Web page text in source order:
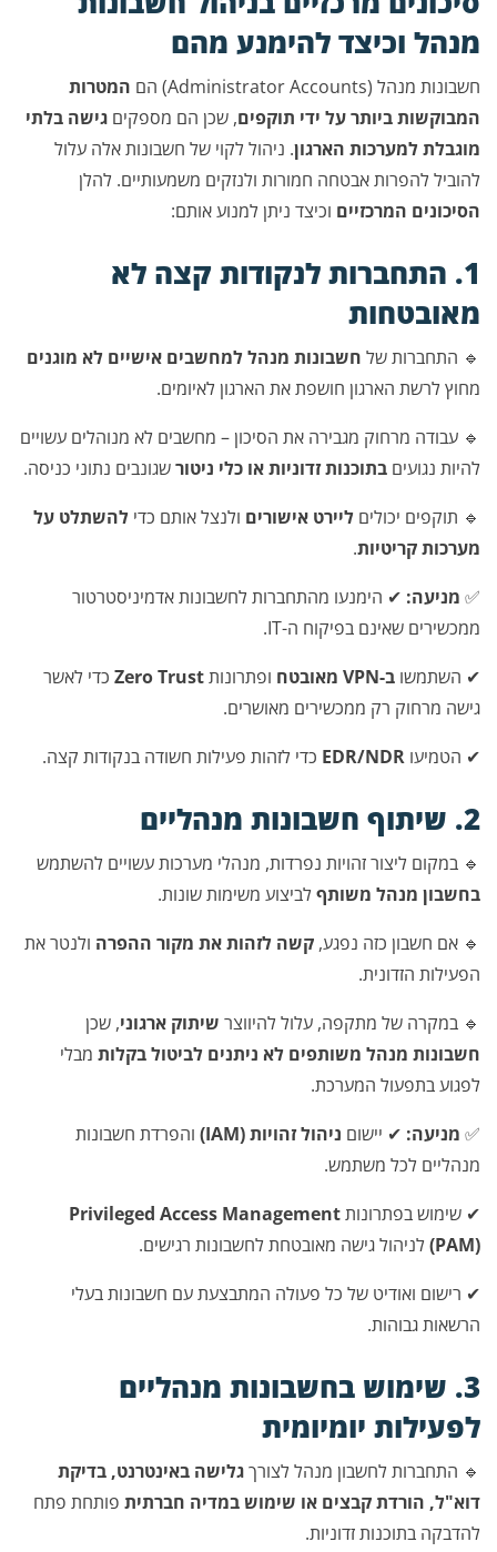
מנהל וכיצד להימנע מהם
חשבונות מנהל (Administrator Accounts) הם
המטרות
המבוקשות ביותר על ידי תוקפים, שכן הם מספקים גישה בלתי
מוגבלת למערכות הארגון. ניהול לקוי של חשבונות אלה עלול
להוביל להפרות אבטחה חמורות ולנזקים משמעותיים. להלן
הסיכונים המרכזיים וכיצד ניתן למנוע אותם:
1. התחברות לנקודות קצה לא
מאובטחות
🔹 התחברות של חשבונות מנהל למחשבים אישיים לא מוגנים
מחוץ לרשת הארגון חושפת את הארגון לאיומים.
🔹 עבודה מרחוק מגבירה את הסיכון – מחשבים לא מנוהלים עשויים
להיות נגועים בתוכנות זדוניות או כלי ניטורשגונבים נתוני כניסה.
🔹 תוקפים יכולים ליירט אישורים ולנצל אותם כדי להשתלט על
מערכות קריטיות.
✅ מניעה: ✔ הימנעו מהתחברות לחשבונות אדמיניסטרטור
ממכשירים שאינם בפיקוח ה-IT.
✔ השתמשו ב-VPN מאובטח ופתרונותZero Trust כדי לאשר
גישה מרחוק רק ממכשירים מאושרים.
✔ הטמיעו EDR/NDR כדי לזהות פעילות חשודה בנקודות קצה.
2. שיתוף חשבונות מנהליים
🔹 במקום ליצור זהויות נפרדות, מנהלי מערכות עשויים להשתמש
בחשבון מנהל משותףלביצוע משימות שונות.
🔹 אם חשבון כזה נפגע, קשה לזהות את מקור ההפרה ולנטר את
הפעילות הזדונית.
🔹 במקרה של מתקפה, עלול להיווצר שיתוק ארגוני, שכן
חשבונות מנהל משותפים לא ניתנים לביטול בקלות מבלי
לפגוע בתפעול המערכת.
✅ מניעה: ✔ יישום ניהול זהויות (IAM)
והפרדת חשבונות
מנהליים לכל משתמש.
✔ שימוש בפתרונותPrivileged Access Management
(PAM)לניהול גישה מאובטחת לחשבונות רגישים.
✔ רישום ואודיט של כל פעולה המתבצעת עם חשבונות בעלי
הרשאות גבוהות.
3. שימוש בחשבונות מנהליים
לפעילות יומיומית
🔹 התחברות לחשבון מנהל לצורךגלישה באינטרנט, בדיקת
דוא"ל, הורדת קבצים או שימוש במדיה חברתית פותחת פתח
להדבקה בתוכנות זדוניות.